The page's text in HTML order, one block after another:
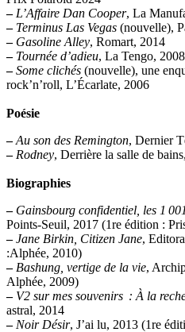
– L’Affaire Dan Cooper, La
– Terminus Las Vegas (nouvelle),
– Gasoline Alley, Romart, 2014
– Tournée d’adieu, La Tengo, 2008
– Some clichés (nouvelle), une
rock’n’roll, L’Écarlate, 2006
Poésie
– Au son des Remington, Dernier
– Rodney, Derrière la salle de
Biographies
– Gainsbourg confidentiel, les 1
Points-Seuil, 2017 (1re édition :
– Jane Birkin, Citizen Jane,
:Alphée, 2010)
– Bashung, vertige de la vie,
Alphée, 2009)
– V2 sur mes souvenirs : À la
astral, 2014
– Noir Désir, J’ai lu, 2013 (1re